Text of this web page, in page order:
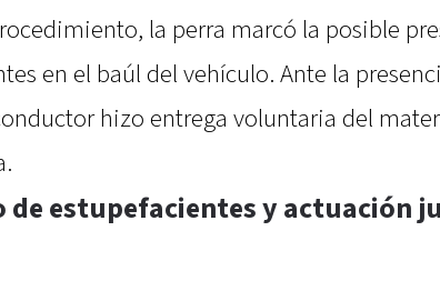
la perra marcó la posible
en el baúl del vehículo. Ante la
hizo entrega voluntaria del
de estupefacientes y actuación